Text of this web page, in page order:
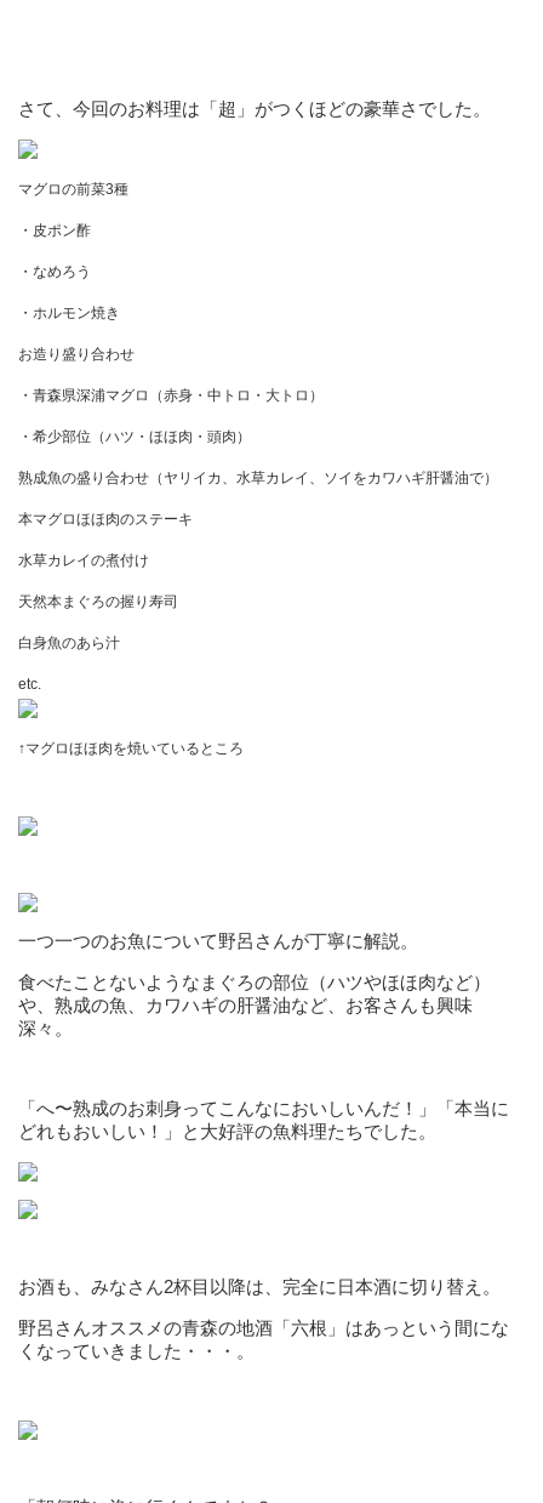
さて、今回のお料理は「超」がつくほどの豪華さでした。
マグロの前菜3種
・皮ポン酢
・なめろう
・ホルモン焼き
お造り盛り合わせ
・青森県深浦マグロ（赤身・中トロ・大トロ）
・希少部位（ハツ・ほほ肉・頭肉）
熟成魚の盛り合わせ（ヤリイカ、水草カレイ、ソイをカワハギ肝醤油で）
本マグロほほ肉のステーキ
水草カレイの煮付け
天然本まぐろの握り寿司
白身魚のあら汁
etc.
↑マグロほほ肉を焼いているところ
一つ一つのお魚について野呂さんが丁寧に解説。
食べたことないようなまぐろの部位（ハツやほほ肉など）
や、熟成の魚、カワハギの肝醤油など、お客さんも興味
深々。
「へ〜熟成のお刺身ってこんなにおいしいんだ！」「本当に
どれもおいしい！」と大好評の魚料理たちでした。
お酒も、みなさん2杯目以降は、完全に日本酒に切り替え。
野呂さんオススメの青森の地酒「六根」はあっという間にな
くなっていきました・・・。